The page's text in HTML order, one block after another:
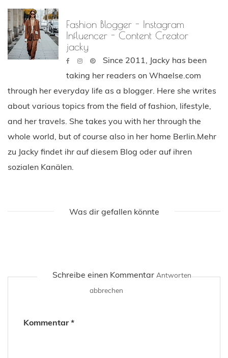
Fashion Blogger - Instagram
Influencer - Content Creator
jacky
Since 2011, Jacky has been
taking her readers on Whaelse.com
through her everyday life as a blogger. Here she writes
about various topics from the field of fashion, lifestyle,
and her travels. She takes you with her through the
whole world, but of course also in her home Berlin.Mehr
zu Jacky findet ihr auf diesem Blog oder auf ihren
sozialen Kanälen.
Was dir gefallen könnte
Schreibe einen Kommentar Antworten
abbrechen
Kommentar*